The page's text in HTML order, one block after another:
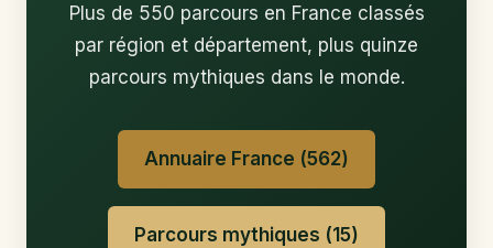
Plus de 550 parcours en France classés
par région et département, plus quinze
parcours mythiques dans le monde.
Annuaire France (562)
Parcours mythiques (15)